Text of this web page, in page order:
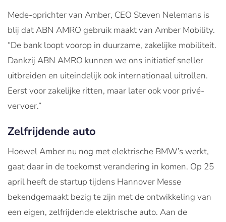
Mede-oprichter van Amber, CEO Steven Nelemans is
blij dat ABN AMRO gebruik maakt van Amber Mobility.
“De bank loopt voorop in duurzame, zakelijke mobiliteit.
Dankzij ABN AMRO kunnen we ons initiatief sneller
uitbreiden en uiteindelijk ook internationaal uitrollen.
Eerst voor zakelijke ritten, maar later ook voor privé-
vervoer.”
Zelfrijdende auto
Hoewel Amber nu nog met elektrische BMW’s werkt,
gaat daar in de toekomst verandering in komen. Op 25
april heeft de startup tijdens Hannover Messe
bekendgemaakt bezig te zijn met de ontwikkeling van
een eigen, zelfrijdende elektrische auto. Aan de